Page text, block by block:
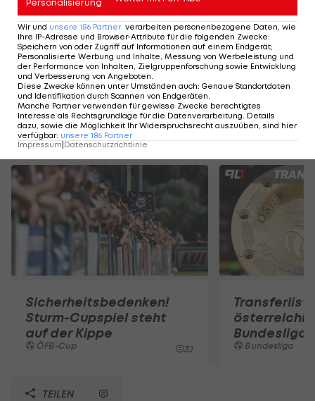
Der legendäre Durchmarsch des FC
Wacker Tirol I #Zwarakonferenz History
Zwarakonferenz
Am Stammtisch
Christopher Knett
Stammtisch
Mehr zum Thema
Sicherheitsbedenken!
Sturm-Cupspiel steht
auf der Kippe
ÖFB-Cup 32
Bundesliga
Bundesliga
TEILEN
Personalisierung
Wir und unsere 186 Partner verarbeiten personenbezogene Daten, wie
Ihre IP-Adresse und Browser-Attribute für die folgenden Zwecke:
Speichern von oder Zugriff auf Informationen auf einem Endgerät;
Personalisierte Werbung und Inhalte, Messung von Werbeleistung und
der Performance von Inhalten, Zielgruppenforschung sowie Entwicklung
und Verbesserung von Angeboten.
Diese Zwecke können unter Umständen auch: Genaue Standortdaten
und Identifikation durch Scannen von Endgeräten.
Manche Partner verwenden für gewisse Zwecke berechtigtes
Interesse als Rechtsgrundlage für die Datenverarbeitung. Details
dazu, sowie die Möglichkeit Ihr Widerspruchsrecht auszuüben, sind hier
verfügbar: unsere 186 Partner
Impressum Datenschutzrichtlinie